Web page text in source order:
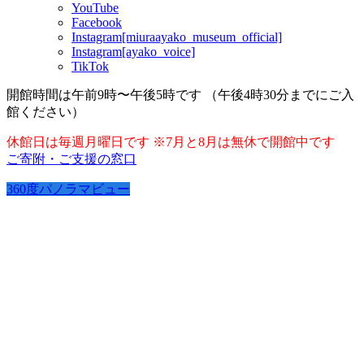
YouTube
Facebook
Instagram[miuraayako_museum_official]
Instagram[ayako_voice]
TikTok
開館時間は午前9時〜午後5時です （午後4時30分までにご入
館ください）
休館日は毎週月曜日です ※7月と8月は無休で開館中です
ご寄附・ご支援の窓口
360度パノラマビュー